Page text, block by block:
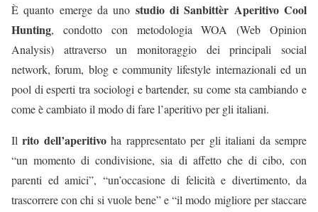
È quanto emerge da uno studio di Sanbittèr Aperitivo Cool
Hunting, condotto con metodologia WOA (Web Opinion
Analysis) attraverso un monitoraggio dei principali social
network, forum, blog e community lifestyle internazionali ed un
pool di esperti tra sociologi e bartender, su come sta cambiando e
come è cambiato il modo di fare l’aperitivo per gli italiani.
Ilrito dell’aperitivoha rappresentato per gli italiani da sempre
“un momento di condivisione, sia di affetto che di cibo, con
parenti ed amici”, “un’occasione di felicità e divertimento, da
trascorrere con chi si vuole bene” e “il modo migliore per staccare